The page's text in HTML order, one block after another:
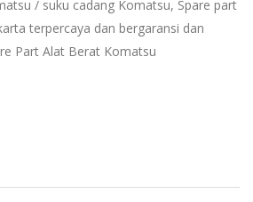
/ suku cadang Komatsu, Spare part
terpercaya dan bergaransi dan
Part Alat Berat Komatsu